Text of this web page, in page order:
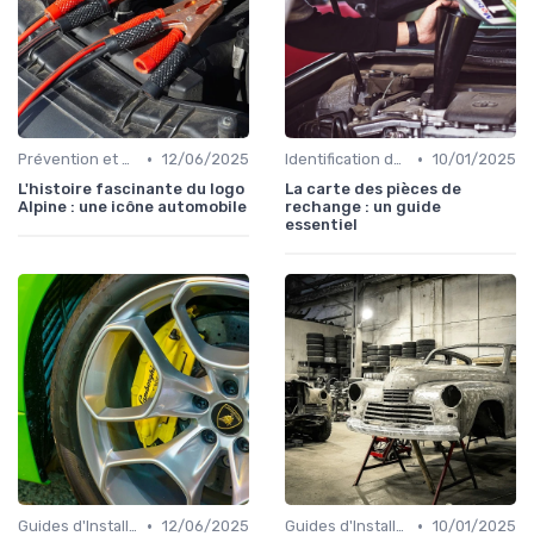
Prévention et Diagnostic des Pannes • 12/06/2025
L'histoire fascinante du logo
Alpine : une icône automobile
Identification de la Pièce Nécessaire • 10/01/2025
La carte des pièces de
rechange : un guide
essentiel
Guides d'Installation et de Réparation • 12/06/2025
Guides d'Installation et de Réparation • 10/01/2025